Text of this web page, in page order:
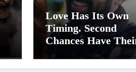
Love Has Its Own
Timing. Second
Chances Have
Own Story. Netflix
Announces Season